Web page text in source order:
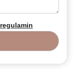
regulamin